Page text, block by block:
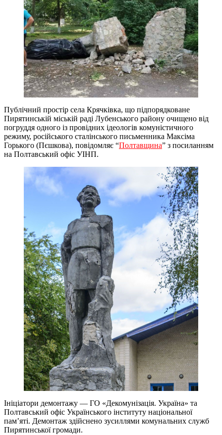
Публічний простір села Крячківка, що підпорядковане
Пирятинській міській раді Лубенського району очищено від
погруддя одного із провідних ідеологів комуністичного
режиму, російського сталінського письменника Максіма
Горького (Пєшкова), повідомляє “Полтавщина” з посиланням
на Полтавський офіс УІНП.
Ініціатори демонтажу — ГО «Декомунізація. Україна» та
Полтавський офіс Українського інституту національної
пам’яті. Демонтаж здійснено зусиллями комунальних служб
Пирятинської громади.